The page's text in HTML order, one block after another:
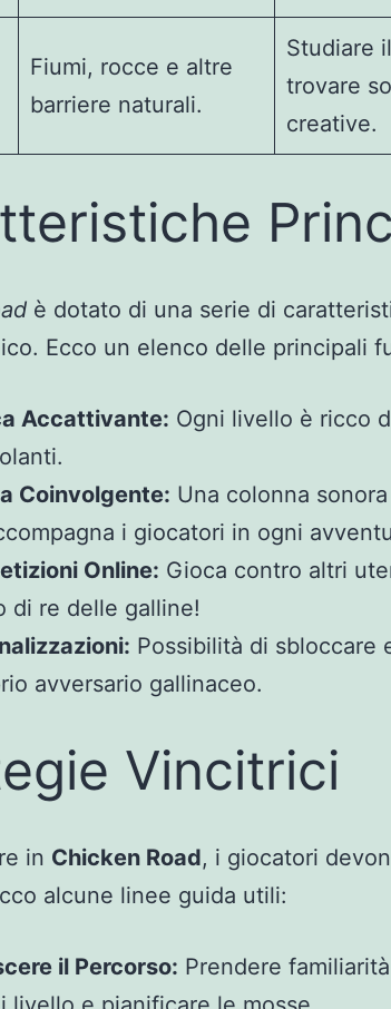
Fiumi, rocce e altre
barriere naturali.
Studiare
trovare
creative.
è dotato di una serie di
Ecco un elenco delle principali
Accattivante: Ogni livello è ricco
Coinvolgente: Una colonna
i giocatori in ogni
Online: Gioca contro altri
di re delle galline!
Possibilità di sbloccare
avversario gallinaceo.
Vincitrici
in Chicken Road, i giocatori
alcune linee guida utili:
il Percorso: Prendere